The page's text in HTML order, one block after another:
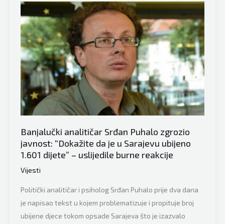
Žbanić
“uzburkala
duhove”:
“Neću
nuditi
pare
kao
Srđan
Puhalo,
gdje
je
ubijene
djece
Sarajeva?”
Banjalučki analitičar Srđan Puhalo zgrozio
javnost: “Dokažite da je u Sarajevu ubijeno
1.601 dijete” – uslijedile burne reakcije
Vijesti
Politički analitičar i psiholog Srđan Puhalo prije dva dana
je napisao tekst u kojem problematizuje i propituje broj
ubijene djece tokom opsade Sarajeva što je izazvalo